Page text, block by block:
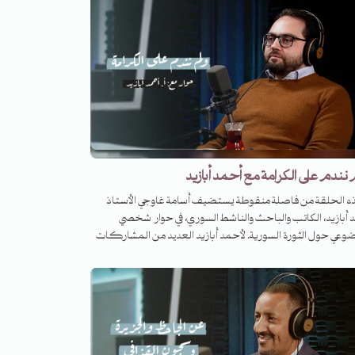
كلّ يوم. من ساحات المسجد الأقصى المبارك، إلى
القدس القديمة، إلى المستوطنات والطرق الالتفافية التي تخترق
الفلسطينيين، تحكي لنا هنادي قواسمي عن هبّات المقدسيين
ومرابطتهم. تجيبنا عن أسئلة: ماذا ينتظر المقدسيون
وماذا يعني أن تكون صحفياً في ظلّ الاحتلال؟ وما الذي
هذه المدينة لأهل القدس ولنا جميعاً؟
على الكرامة مع أحمد أبازيد
الحلقة من فاصلة منقوطة يستضيف أسامة غاوجي الأستاذ
أبازيد، الكاتب والباحث والناشط السوري، في حوار شخصي
حول الثورة السورية. لأحمد أبازيد العديد من المشاركات
المتنوّعة. ونحن على أعتاب الذكرى العاشرة للثورة السورية،
أحمد أبازيد عن قصّة الثورة، عن ملاحمها وهزائمها، عن
وأخطائها، عن لحظات بدايتها وحتمية استمرارها، وعن وجوه
شهدائها. في هذه الحلقة، نعود بالتحليل والذكريات إلى درعا وداريا
وجسر الشغور، وإلى حلب وحصارها، ونفكّر بالحاضر ..